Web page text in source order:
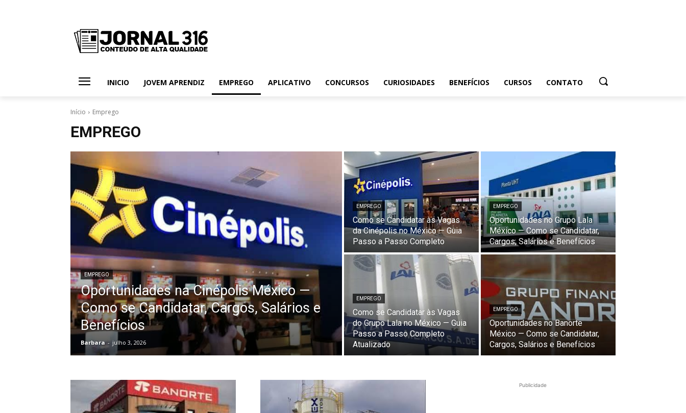
INICIO JOVEM APRENDIZ EMPREGO APLICATIVO CONCURSOS CURIOSIDADES BENEFÍCIOS CURSOS CONTATO
Início Emprego
EMPREGO
EMPREGO
Oportunidades na Cinépolis México —
Como se Candidatar, Cargos, Salários e
Benefícios
Barbara - julho 3, 2026
EMPREGO
Como se Candidatar às Vagas
da Cinépolis no México — Guia
Passo a Passo Completo
EMPREGO
Oportunidades no Grupo Lala
México — Como se Candidatar,
Cargos, Salários e Benefícios
EMPREGO
Como se Candidatar às Vagas
do Grupo Lala no México — Guia
Passo a Passo Completo
Atualizado
EMPREGO
Oportunidades no Banorte
México — Como se Candidatar,
Cargos, Salários e Benefícios
Publicidade